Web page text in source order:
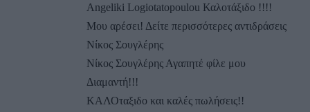
Angeliki Logiotatopoulou Καλοτάξιδο !!!!
Μου αρέσει! Δείτε περισσότερες αντιδράσεις
Νίκος Σουγλέρης
Νίκος Σουγλέρης Αγαπητέ φίλε μου
Διαμαντή!!!
ΚΑΛΟταξιδο και καλές πωλήσεις!!